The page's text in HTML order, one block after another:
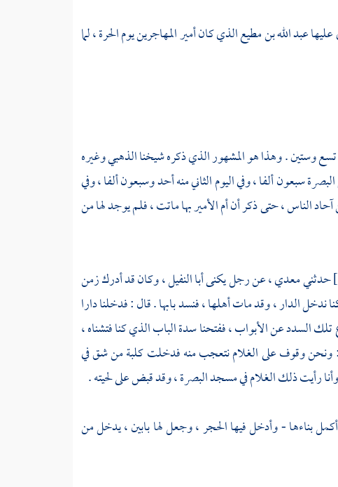
عبد الله بن مطيعالذي كان أمير المهاجرين يوم الحرة ، لما
تسع وستين . وهذا هو المشهور الذي ذكره شيخناالذهبيوغيره
البصرةسبعون ألفا ، وفي اليوم الثاني منه أحد وسبعون ألفا ، وفي
آحاد الناس ، حتى ذكر أن أم الأمير بها ماتت ، فلم يوجد لها من
حدثنيمعدي، عن رجل يكنىأبا النفيل، وكان قد أدرك زمن
ندخل الدار ، وقد مات أهلها ، فنسد بابها . قال : فدخلنا دارا
السدد عن الأبواب ، ففتحنا سدة الباب الذي كنا فتشناه ،
ونحن وقوف على الغلام نتعجب منه فدخلت كلبة من شق في
رأيت ذلك الغلام في مسجدالبصرة، وقد قبض على لحيته .
بناءها - وأدخل فيها الحجر ، وجعل لها بابين ، يدخل من